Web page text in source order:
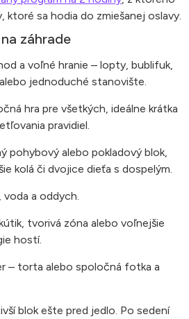
ktoré sa hodia do zmiešanej oslavy.
záhrade
a voľné hranie – lopty, bublifuk,
jednoduché stanovište.
hra pre všetkých, ideálne krátka
pravidiel.
pohybový alebo pokladový blok,
kolá či dvojice dieťa s dospelým.
voda a oddych.
tvorivá zóna alebo voľnejšie
hostí.
– torta alebo spoločná fotka a
blok ešte pred jedlo. Po sedení